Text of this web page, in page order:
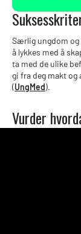
Særlig ungdom og
å lykkes med å
ta med de ulike
gi fra deg makt
(UngMed).
Vurder
alle elevrådene i